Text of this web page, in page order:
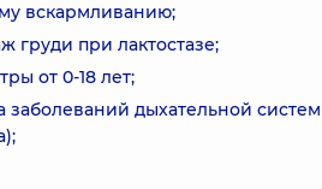
вскармливанию;
при лактостазе;
от 0-18 лет;
заболеваний дыхательной